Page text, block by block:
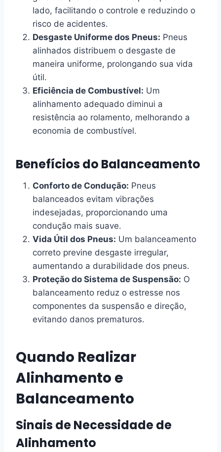
lado, facilitando o controle e reduzindo o
risco de acidentes.
Desgaste Uniforme dos Pneus: Pneus
alinhados distribuem o desgaste de
maneira uniforme, prolongando sua vida
útil.
Eficiência de Combustível: Um
alinhamento adequado diminui a
resistência ao rolamento, melhorando a
economia de combustível.
Benefícios do Balanceamento
Conforto de Condução: Pneus
balanceados evitam vibrações
indesejadas, proporcionando uma
condução mais suave.
Vida Útil dos Pneus: Um balanceamento
correto previne desgaste irregular,
aumentando a durabilidade dos pneus.
Proteção do Sistema de Suspensão: O
balanceamento reduz o estresse nos
componentes da suspensão e direção,
evitando danos prematuros.
Quando Realizar
Alinhamento e
Balanceamento
Sinais de Necessidade de
Alinhamento